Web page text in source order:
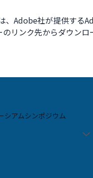
Adobe社が提供する
リンク先からダウンロ
シアムシンポジウム